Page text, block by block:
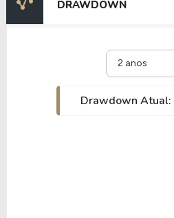
DRAWDOWN
2 anos
Drawdown Atual: